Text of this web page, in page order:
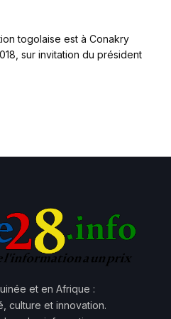
togolaise est à Conakry
sur invitation du président
et en Afrique :
culture et innovation.